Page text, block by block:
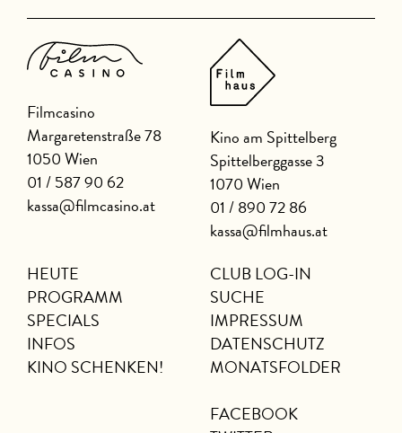
Filmcasino
Margaretenstraße 78
1050 Wien
01 / 587 90 62
kassa@filmcasino.at
Kino am Spittelberg
Spittelberggasse 3
1070 Wien
01 / 890 72 86
kassa@filmhaus.at
HEUTE
PROGRAMM
SPECIALS
INFOS
KINO SCHENKEN!
CLUB LOG-IN
SUCHE
IMPRESSUM
DATENSCHUTZ
MONATSFOLDER
FACEBOOK